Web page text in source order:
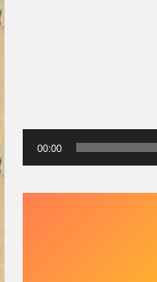
00:00